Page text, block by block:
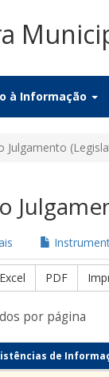
à Informação
Julgamento
Excel PDF
por página
de